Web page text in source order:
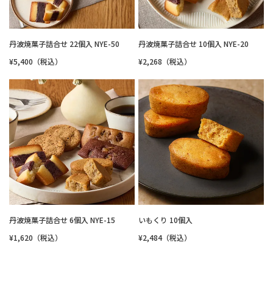
丹波焼菓子詰合せ 22個入 NYE-50
¥5,400（税込）
丹波焼菓子詰合せ 10個入 NYE-20
¥2,268（税込）
丹波焼菓子詰合せ 6個入 NYE-15
¥1,620（税込）
いもくり 10個入
¥2,484（税込）